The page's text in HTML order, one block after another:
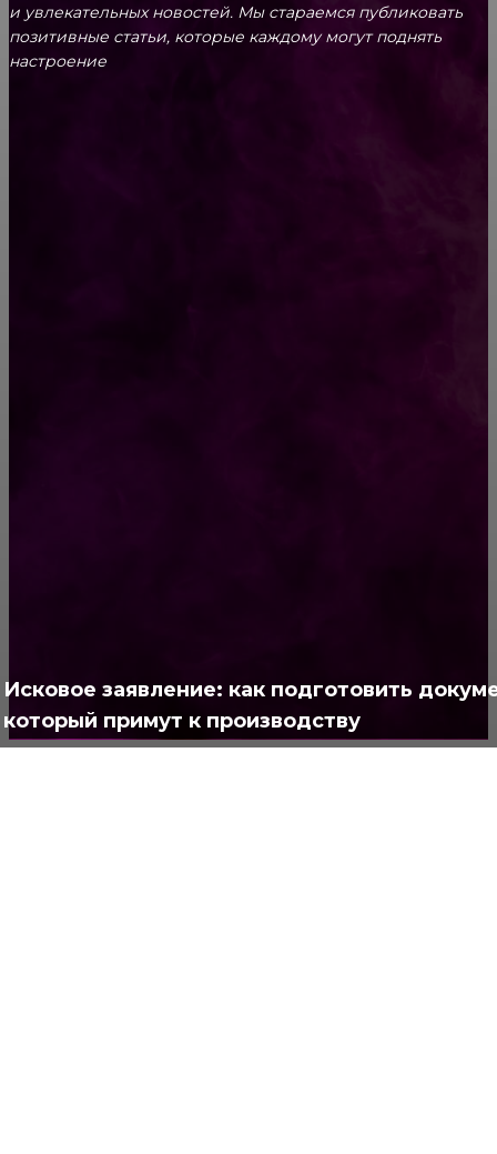
Исковое заявление: как подготовить
который примут к производству
и увлекательных новоcтей. Мы стараемся публиковать
позитивные статьи, которые каждому могут поднять
настроение